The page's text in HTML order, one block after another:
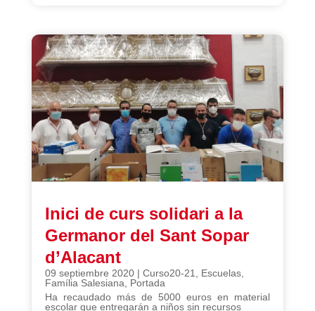
Inici de curs solidari a la
Germanor del Sant Sopar
d’Alacant
09 septiembre 2020| Curso20-21, Escuelas,
Família Salesiana, Portada
Ha recaudado más de 5000 euros en material
escolar que entregarán a niños sin recursos